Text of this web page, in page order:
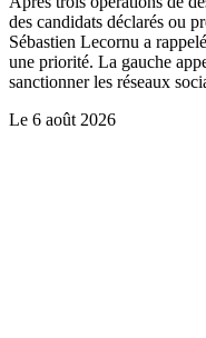
des candidats déclarés ou
Sébastien Lecornu a
une priorité. La gauche
sanctionner les réseaux
Le 6 août 2026